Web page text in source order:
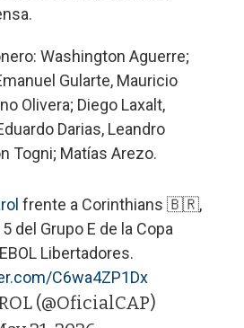
Washington Aguerre;
Gularte, Mauricio
Olivera; Diego Laxalt,
Darias, Leandro
Togni; Matías Arezo.
frente a Corinthians 🇧🇷,
del Grupo E de la Copa
Libertadores.
C6wa4ZP1Dx
(@OficialCAP)